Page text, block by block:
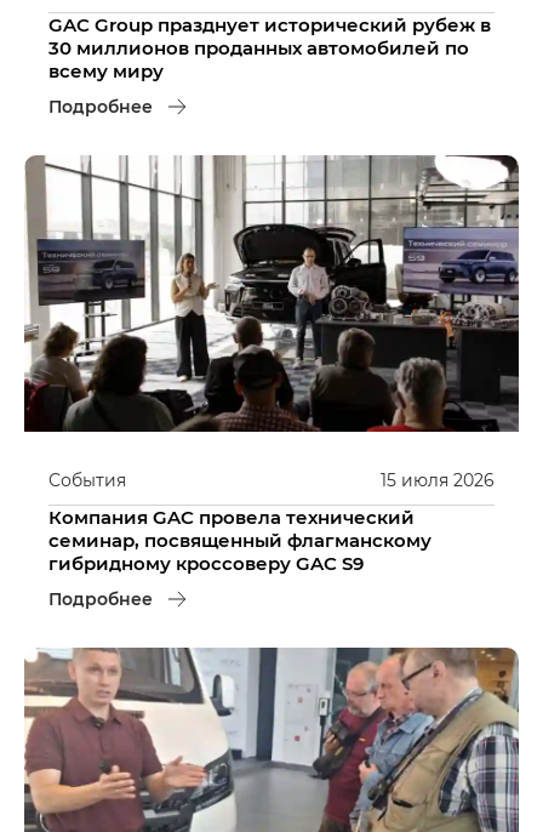
GAC Group празднует исторический рубеж в
30 миллионов проданных автомобилей по
всему миру
Подробнее
15 июля 2026
События
Компания GAC провела технический
семинар, посвященный флагманскому
гибридному кроссоверу GAC S9
Подробнее